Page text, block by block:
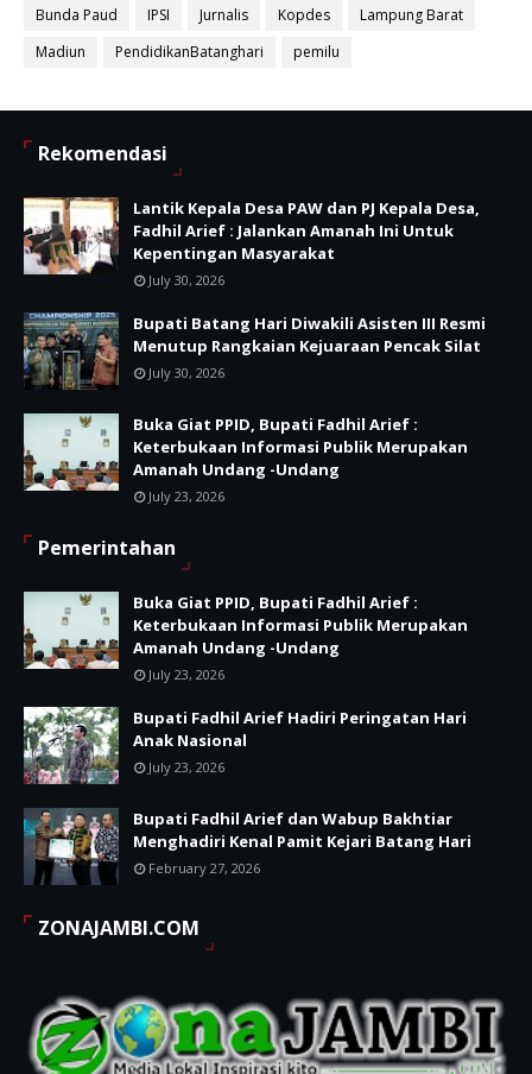
Bunda Paud
IPSI Jurnalis Kopdes
Lampung Barat
Madiun
PendidikanBatanghari pemilu
Rekomendasi
Lantik Kepala Desa PAW dan PJ Kepala Desa,
Fadhil Arief : Jalankan Amanah Ini Untuk
Kepentingan Masyarakat
July 30, 2026
Bupati Batang Hari Diwakili Asisten III Resmi
Menutup Rangkaian Kejuaraan Pencak Silat
July 30, 2026
Buka Giat PPID, Bupati Fadhil Arief :
Keterbukaan Informasi Publik Merupakan
Amanah Undang -Undang
July 23, 2026
Pemerintahan
Buka Giat PPID, Bupati Fadhil Arief :
Keterbukaan Informasi Publik Merupakan
Amanah Undang -Undang
July 23, 2026
Bupati Fadhil Arief Hadiri Peringatan Hari
Anak Nasional
July 23, 2026
Bupati Fadhil Arief dan Wabup Bakhtiar
Menghadiri Kenal Pamit Kejari Batang Hari
February 27, 2026
ZONAJAMBI.COM